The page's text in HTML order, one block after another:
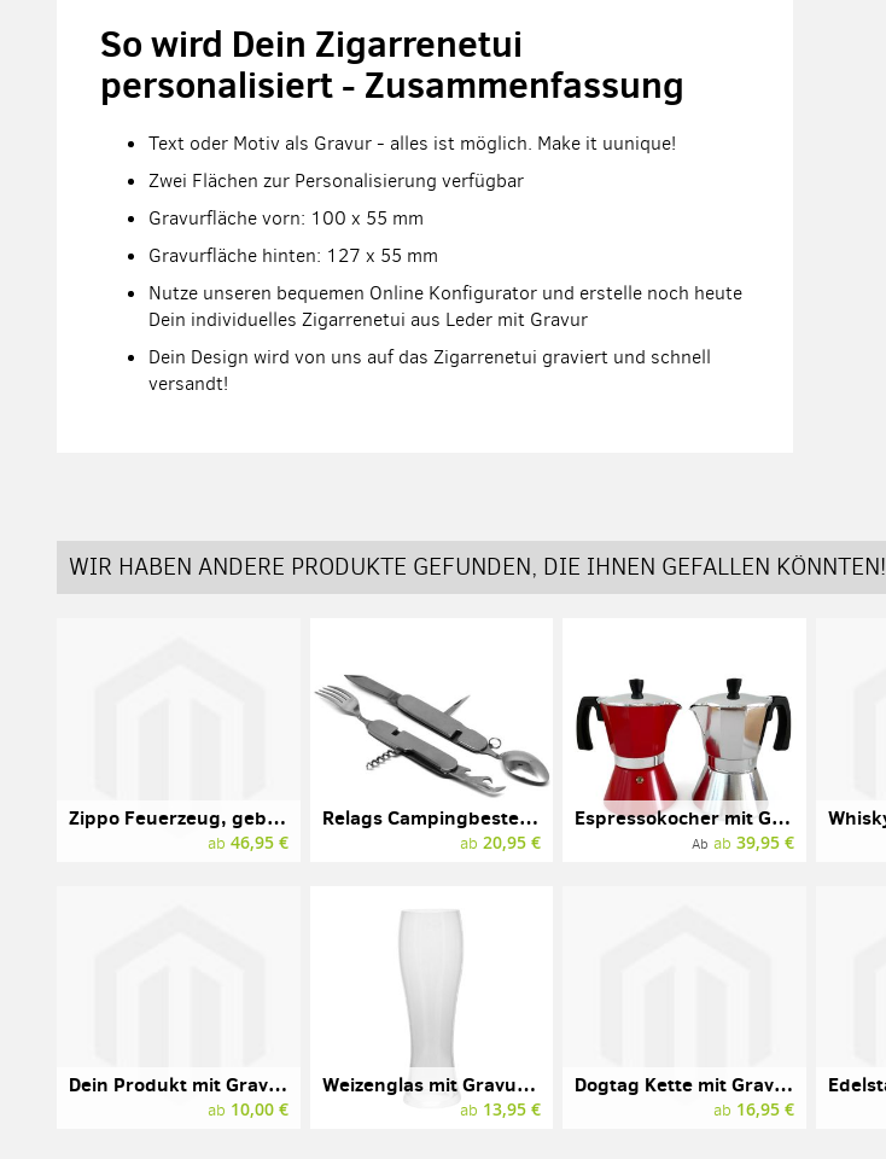
So wird Dein Zigarrenetui
personalisiert - Zusammenfassung
Text oder Motiv als Gravur - alles ist möglich. Make it uunique!
Zwei Flächen zur Personalisierung verfügbar
Gravurfläche vorn: 100 x 55 mm
Gravurfläche hinten: 127 x 55 mm
Nutze unseren bequemen Online Konfigurator und erstelle noch heute
Dein individuelles Zigarrenetui aus Leder mit Gravur
Dein Design wird von uns auf das Zigarrenetui graviert und schnell
versandt!
WIR HABEN ANDERE PRODUKTE GEFUNDEN, DIE IHNEN GEFALLEN KÖNNTEN!
Zippo Feuerzeug, gebürstetes Messing
ab 46,95 €
Relags Campingbesteck mit Gravur, Edelstahl
ab 20,95 €
Espressokocher mit Gravur, Aluminium, verschiedene Farben
Ab ab 39,95 €
Dein Produkt mit Gravur
ab 10,00 €
Weizenglas mit Gravur, SPIEGELAU, 0,5l
ab 13,95 €
Dogtag Kette mit Gravur im 2er Pack, Stahlblech
ab 16,95 €